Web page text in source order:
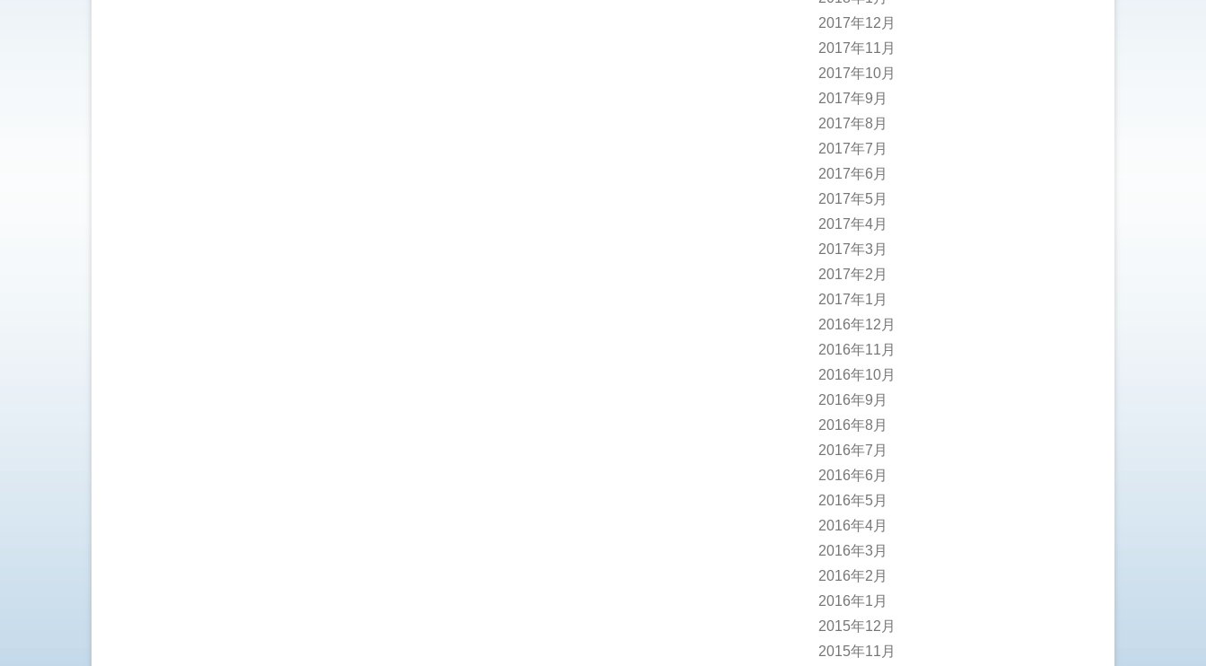
2017年12月
2017年11月
2017年10月
2017年9月
2017年8月
2017年7月
2017年6月
2017年5月
2017年4月
2017年3月
2017年2月
2017年1月
2016年12月
2016年11月
2016年10月
2016年9月
2016年8月
2016年7月
2016年6月
2016年5月
2016年4月
2016年3月
2016年2月
2016年1月
2015年12月
2015年11月